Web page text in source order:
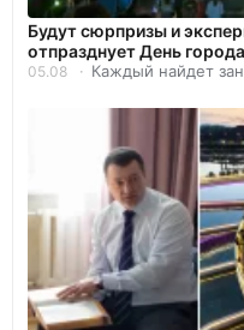
Будут сюрпризы и
отпразднует День города
05.08 Каждый найдет